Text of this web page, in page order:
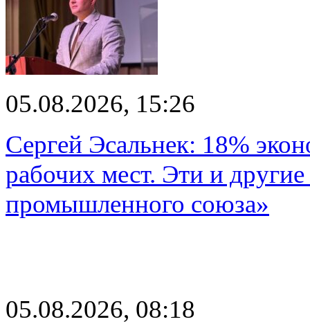
05.08.2026, 15:26
Сергей Эсальнек: 18%
рабочих мест. Эти и
промышленного союза»
05.08.2026, 08:18